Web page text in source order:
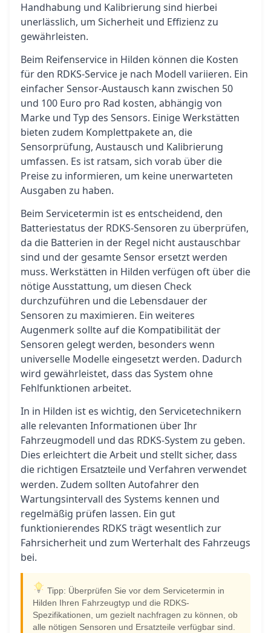
Handhabung und Kalibrierung sind hierbei
unerlässlich, um Sicherheit und Effizienz zu
gewährleisten.
Beim Reifenservice in Hilden können die Kosten
für den RDKS-Service je nach Modell variieren. Ein
einfacher Sensor-Austausch kann zwischen 50
und 100 Euro pro Rad kosten, abhängig von
Marke und Typ des Sensors. Einige Werkstätten
bieten zudem Komplettpakete an, die
Sensorprüfung, Austausch und Kalibrierung
umfassen. Es ist ratsam, sich vorab über die
Preise zu informieren, um keine unerwarteten
Ausgaben zu haben.
Beim Servicetermin ist es entscheidend, den
Batteriestatus der RDKS-Sensoren zu überprüfen,
da die Batterien in der Regel nicht austauschbar
sind und der gesamte Sensor ersetzt werden
muss. Werkstätten in Hilden verfügen oft über die
nötige Ausstattung, um diesen Check
durchzuführen und die Lebensdauer der
Sensoren zu maximieren. Ein weiteres
Augenmerk sollte auf die Kompatibilität der
Sensoren gelegt werden, besonders wenn
universelle Modelle eingesetzt werden. Dadurch
wird gewährleistet, dass das System ohne
Fehlfunktionen arbeitet.
In in Hilden ist es wichtig, den Servicetechnikern
alle relevanten Informationen über Ihr
Fahrzeugmodell und das RDKS-System zu geben.
Dies erleichtert die Arbeit und stellt sicher, dass
die richtigen Ersatzteile und Verfahren verwendet
werden. Zudem sollten Autofahrer den
Wartungsintervall des Systems kennen und
regelmäßig prüfen lassen. Ein gut
funktionierendes RDKS trägt wesentlich zur
Fahrsicherheit und zum Werterhalt des Fahrzeugs
bei.
Tipp: Überprüfen Sie vor dem Servicetermin in
Hilden Ihren Fahrzeugtyp und die RDKS-
Spezifikationen, um gezielt nachfragen zu können, ob
alle nötigen Sensoren und Ersatzteile verfügbar sind.